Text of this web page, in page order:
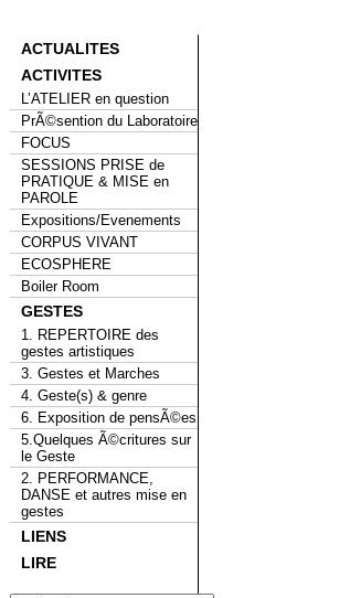
ACTUALITES
ACTIVITES
L’ATELIER en question
PrÃ©sention du Laboratoire
FOCUS
SESSIONS PRISE de
PRATIQUE & MISE en
PAROLE
Expositions/Evenements
CORPUS VIVANT
ECOSPHERE
Boiler Room
GESTES
1. REPERTOIRE des
gestes artistiques
3. Gestes et Marches
4. Geste(s) & genre
6. Exposition de pensÃ©es
5.Quelques Ã©critures sur
le Geste
2. PERFORMANCE,
DANSE et autres mise en
gestes
LIENS
LIRE